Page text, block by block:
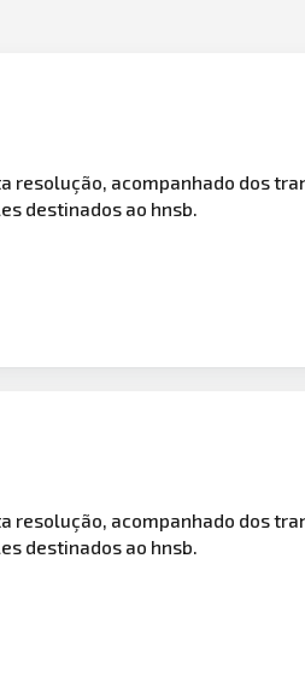
resolução, acompanhado dos
destinados ao hnsb.
resolução, acompanhado dos
destinados ao hnsb.